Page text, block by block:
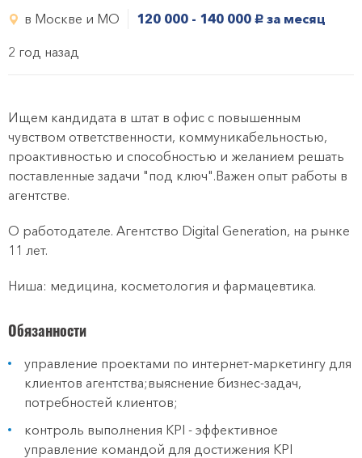
в Москве и МО 120 000 - 140 000 руб. за месяц
2 год назад
Ищем кандидата в штат в офис с повышенным
чувством ответственности, коммуникабельностью,
проактивностью и способностью и желанием решать
поставленные задачи "под ключ".Важен опыт работы в
агентстве.
О работодателе. Агентство Digital Generation, на рынке
11 лет.
Ниша: медицина, косметология и фармацевтика.
Обязанности
управление проектами по интернет-маркетингу для
клиентов агентства;выяснение бизнес-задач,
потребностей клиентов;
контроль выполнения KPI - эффективное
управление командой для достижения KPI